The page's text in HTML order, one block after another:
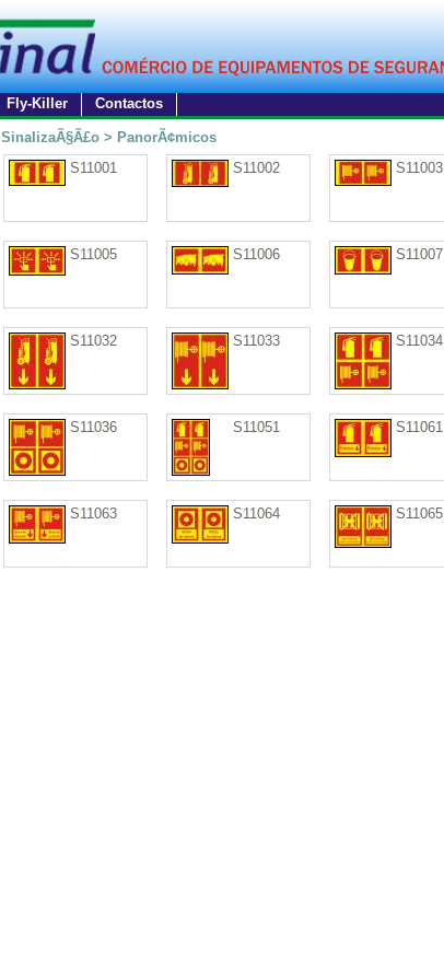
Fly-Killer
Contactos
SinalizaÃ§Ã£o > PanorÃ¢micos
S11001
S11002 S11003
S11005 S11006 S11007
S11032 S11033 S11034
S11036 S11051 S11061
S11063 S11064 S11065